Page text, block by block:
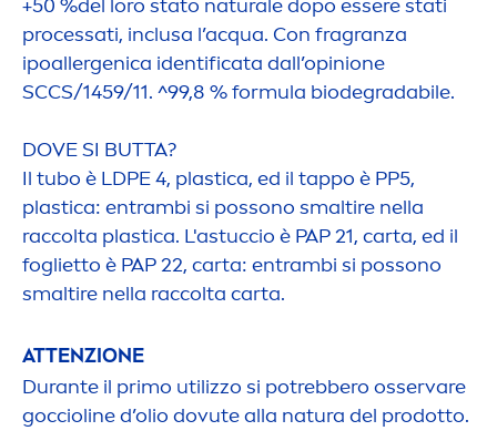
+50 %del loro stato natural e dopo essere stati
processati, inclusa l’acqua. Con fragranza
ipoallergenica identificata dall’opinione
SCCS/1459/11. ^99,8 % formula biodegradabile.
DOVE SI BUTTA?
Il tubo è LDPE 4, plastica, ed il tappo è PP5,
plastica: entrambi si possono smaltire nella
raccolta plastica. L'astuccio è PAP 21, carta, ed il
foglietto è PAP 22, carta: entrambi si possono
smaltire nella raccolta carta.
ATTENZIONE
Durante il primo utilizzo si potrebbero osservare
goccioline d’olio dovute alla natura del prodotto.